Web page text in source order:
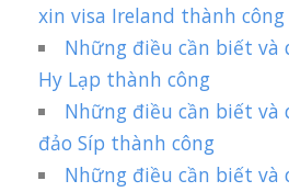
xin visa Ireland thành công
Những điều cần biết và
Hy Lạp thành công
Những điều cần biết và
đảo Síp thành công
Những điều cần biết và